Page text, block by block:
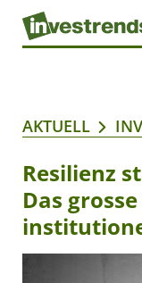
AKTUELL
Resilienz
Das